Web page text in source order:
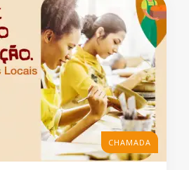
CHAMADA